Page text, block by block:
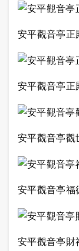
安平觀音亭正
安平觀音亭正
安平觀音亭觀
安平觀音亭福
安平觀音亭財